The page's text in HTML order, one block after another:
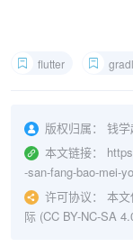
flutter
版权归属： 钱学
本文链接：
-san-fang-bao-mei-
许可协议： 本
际 (CC BY-NC-SA